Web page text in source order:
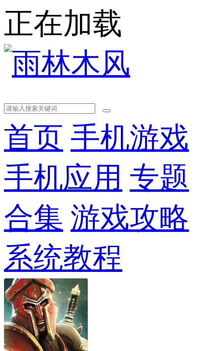
正在加载
首页 手机游戏
手机应用 专题
合集 游戏攻略
系统教程